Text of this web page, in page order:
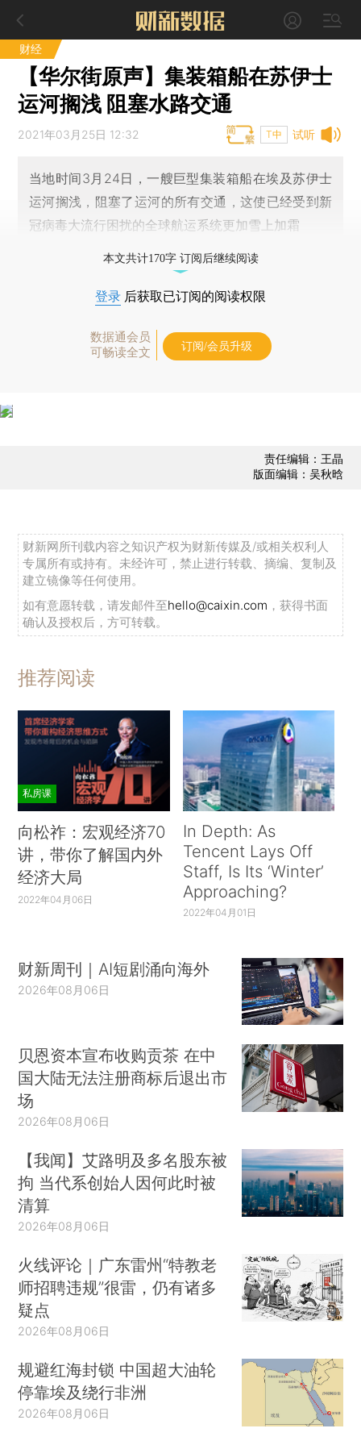
财经
【华尔街原声】集装箱船在苏伊士
运河搁浅 阻塞水路交通
试听
2021年03月25日 12:32 T中
当地时间3月24日，一艘巨型集装箱船在埃及苏伊士
运河搁浅，阻塞了运河的所有交通，这使已经受到新
冠病毒大流行困扰的全球航运系统更加雪上加霜
本文共计170字 订阅后继续阅读
登录 后获取已订阅的阅读权限
数据通会员
可畅读全文
订阅/会员升级
责任编辑：王晶
版面编辑：吴秋晗
财新网所刊载内容之知识产权为财新传媒及/或相关权利人
专属所有或持有。未经许可，禁止进行转载、摘编、复制及
建立镜像等任何使用。
如有意愿转载，请发邮件至hello@caixin.com ，获得书面
确认及授权后，方可转载。
推荐阅读
私房课
向松祚：宏观经济70
讲，带你了解国内外
经济大局
2022年04月06日
In Depth: As
Tencent Lays Off
Staff, Is Its ‘Winter’
Approaching?
2022年04月01日
财新周刊｜AI短剧涌向海外
2026年08月06日
贝恩资本宣布收购贡茶 在中
国大陆无法注册商标后退出市
场
2026年08月06日
【我闻】艾路明及多名股东被
拘 当代系创始人因何此时被
清算
2026年08月06日
火线评论｜广东雷州“特教老
师招聘违规”很雷，仍有诸多
疑点
2026年08月06日
规避红海封锁 中国超大油轮
停靠埃及绕行非洲
2026年08月06日